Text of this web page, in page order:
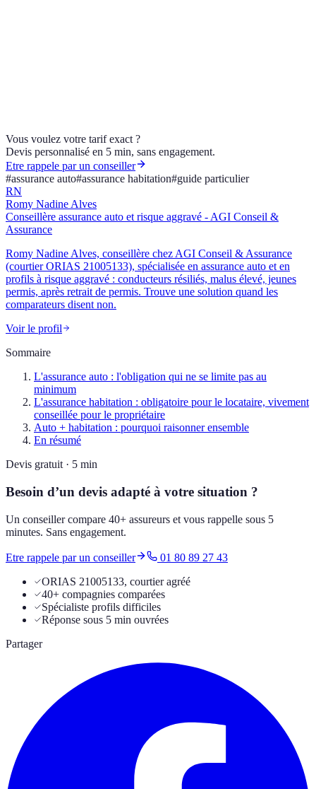
cadre d'un partenariat éditorial avec AGI Conseil & Assurance.
Vous voulez votre tarif exact ?
Devis personnalisé en 5 min, sans engagement.
Etre rappele par un conseiller
#assurance auto#assurance habitation#guide particulier
RN
Romy Nadine Alves
Conseillère assurance auto et risque aggravé - AGI Conseil &
Assurance
Romy Nadine Alves, conseillère chez AGI Conseil & Assurance
(courtier ORIAS 21005133), spécialisée en assurance auto et en
profils à risque aggravé : conducteurs résiliés, malus élevé, jeunes
permis, après retrait de permis. Trouve une solution quand les
comparateurs disent non.
Voir le profil
Sommaire
L'assurance auto : l'obligation qui ne se limite pas au
minimum
L'assurance habitation : obligatoire pour le locataire, vivement
conseillée pour le propriétaire
Auto + habitation : pourquoi raisonner ensemble
En résumé
Devis gratuit · 5 min
Besoin d’un devis adapté à votre situation ?
Un conseiller compare 40+ assureurs et vous rappelle sous 5
minutes. Sans engagement.
Etre rappele par un conseiller
01 80 89 27 43
ORIAS 21005133, courtier agréé
40+ compagnies comparées
Spécialiste profils difficiles
Réponse sous 5 min ouvrées
Partager